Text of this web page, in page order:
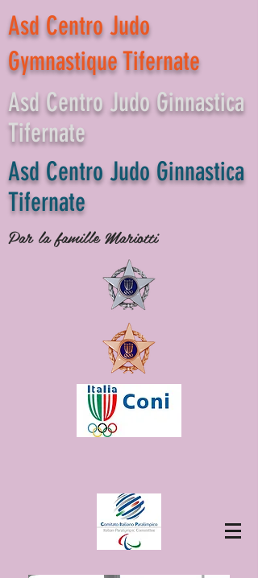
Asd Centro Judo
Gymnastique Tifernate
Asd Centro Judo Ginnastica
Tifernate
Asd Centro Judo Ginnastica
Tifernate
Par la famille Mariotti